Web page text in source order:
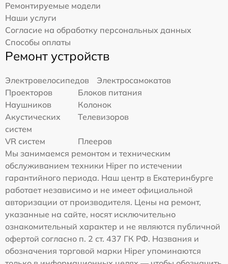
Ремонтируемые модели
Наши услуги
Согласие на обработку персональных данных
Способы оплаты
Ремонт устройств
Электровелосипедов
Электросамокатов
Проекторов
Блоков питания
Наушников
Колонок
Акустических
систем
Телевизоров
VR систем
Плееров
Мы занимаемся ремонтом и техническим
обслуживанием техники Hiper по истечении
гарантийного периода. Наш центр в Екатеринбурге
работает независимо и не имеет официальной
авторизации от производителя. Цены на ремонт,
указанные на сайте, носят исключительно
ознакомительный характер и не являются публичной
офертой согласно п. 2 ст. 437 ГК РФ. Названия и
обозначения торговой марки Hiper упоминаются